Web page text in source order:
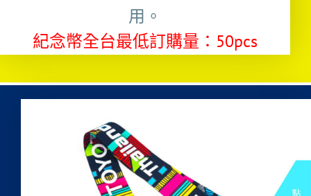
用。
紀念幣全台最低訂購量：50pcs